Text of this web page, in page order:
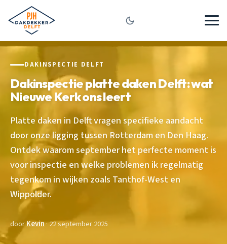
DAKINSPECTIE DELFT
Dakinspectie platte daken Delft: wat
Nieuwe Kerk ons leert
Platte daken in Delft vragen specifieke aandacht
door onze ligging tussen Rotterdam en Den Haag.
Ontdek waarom september het perfecte moment is
voor inspectie en welke problemen ik regelmatig
tegenkom in wijken zoals Tanthof-West en
Wippolder.
doorKevin· 22 september 2025